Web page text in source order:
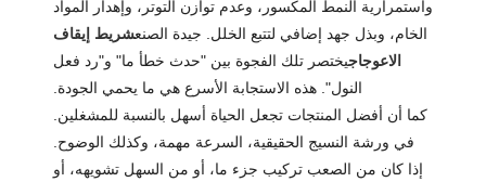
واستمرارية النمط المكسور، وعدم توازن التوتر، وإهدار المواد
الخام، وبذل جهد إضافي لتتبع الخلل. جيدة الصنعشريط إيقاف
الاعوجاجيختصر تلك الفجوة بين "حدث خطأ ما" و"رد فعل
النول". هذه الاستجابة الأسرع هي ما يحمي الجودة.
كما أن أفضل المنتجات تجعل الحياة أسهل بالنسبة للمشغلين.
في ورشة النسيج الحقيقية، السرعة مهمة، وكذلك الوضوح.
إذا كان من الصعب تركيب جزء ما، أو من السهل تشويهه، أو